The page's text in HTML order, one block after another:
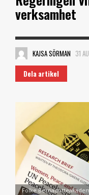
verksamhet
KAJSA SÖRMAN 31
Dela artikel
Folke